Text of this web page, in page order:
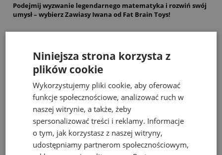
Podejmij wyzwanie legendarnego matematyka i rozwiń swój
umysł – wybierz Zawiasy Iwana od Fat Brain Toys!
Bestsellery
Niniejsza strona korzysta z
plików cookie
Wykorzystujemy pliki cookie, aby oferować
funkcje społecznościowe, analizować ruch w
naszej witrynie, a także, żeby
spersonalizować treści i reklamy. Informacje
o tym, jak korzystasz z naszej witryny,
udostępniamy partnerom społecznościowym,